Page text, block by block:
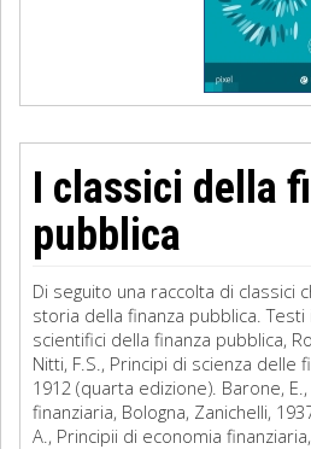
I classici della
pubblica
Di seguito una raccolta di classici
storia della finanza pubblica. Testi
scientifici della finanza pubblica,
Nitti, F.S., Principi di scienza delle
1912 (quarta edizione). Barone,
finanziaria, Bologna, Zanichelli,
A., Principii di economia